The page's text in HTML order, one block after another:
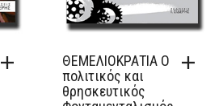
ΘΕΜΕΛΙΟΚΡΑΤΙΑ Ο
πολιτικός και
θρησκευτικός